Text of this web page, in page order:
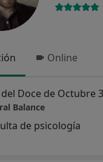
Online
del Doce de Octubre
Balance
de psicología